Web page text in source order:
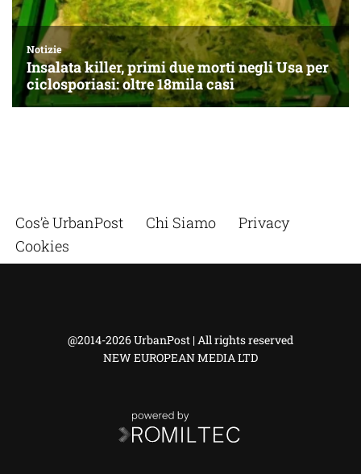
Cos’è UrbanPost Chi Siamo
Privacy
Cookies
@2014-2026 UrbanPost | All rights reserved
NEW EUROPEAN MEDIA LTD